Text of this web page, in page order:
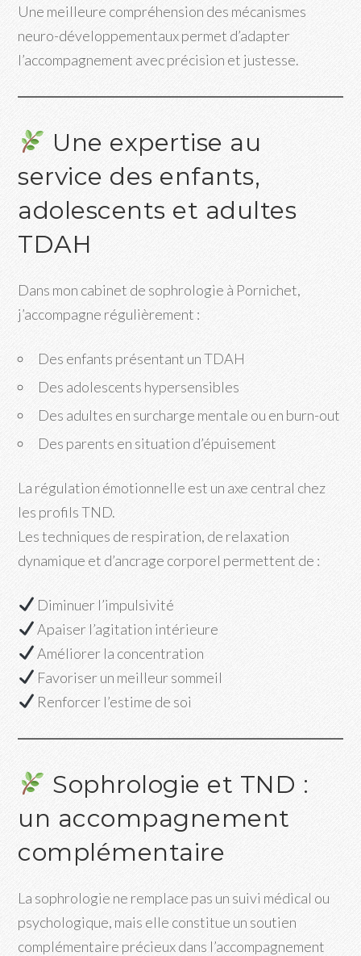
Une meilleure compréhension des mécanismes
neuro-développementaux permet d’adapter
l’accompagnement avec précision et justesse.
Une expertise au
service des enfants,
adolescents et adultes
TDAH
Dans mon cabinet de sophrologie à Pornichet,
j’accompagne régulièrement :
Des enfants présentant un TDAH
Des adolescents hypersensibles
Des adultes en surcharge mentale ou en burn-out
Des parents en situation d’épuisement
La régulation émotionnelle est un axe central chez
les profils TND.
Les techniques de respiration, de relaxation
dynamique et d’ancrage corporel permettent de :
Diminuer l’impulsivité
Apaiser l’agitation intérieure
Améliorer la concentration
Favoriser un meilleur sommeil
Renforcer l’estime de soi
Sophrologie et TND :
un accompagnement
complémentaire
La sophrologie ne remplace pas un suivi médical ou
psychologique, mais elle constitue un soutien
complémentaire précieux dans l’accompagnement